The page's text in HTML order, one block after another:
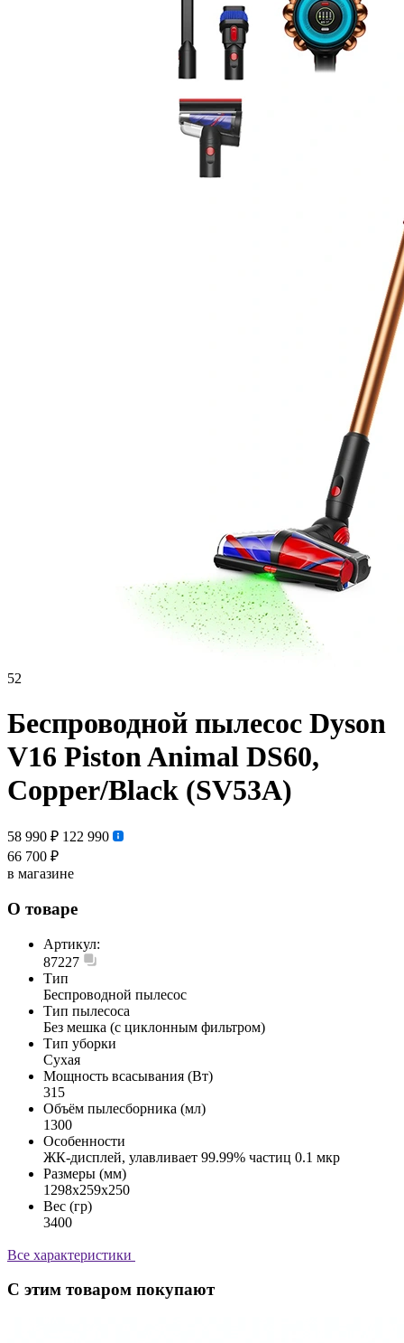
52
Беспроводной пылесос Dyson
V16 Piston Animal DS60,
Copper/Black (SV53A)
58 990 ₽ 122 990
66 700 ₽
в магазине
О товаре
Артикул:
87227
Тип
Беспроводной пылесос
Тип пылесоса
Без мешка (с циклонным фильтром)
Тип уборки
Сухая
Мощность всасывания (Вт)
315
Объём пылесборника (мл)
1300
Особенности
ЖК-дисплей, улавливает 99.99% частиц 0.1 мкр
Размеры (мм)
1298x259x250
Вес (гр)
3400
Все характеристики
С этим товаром покупают